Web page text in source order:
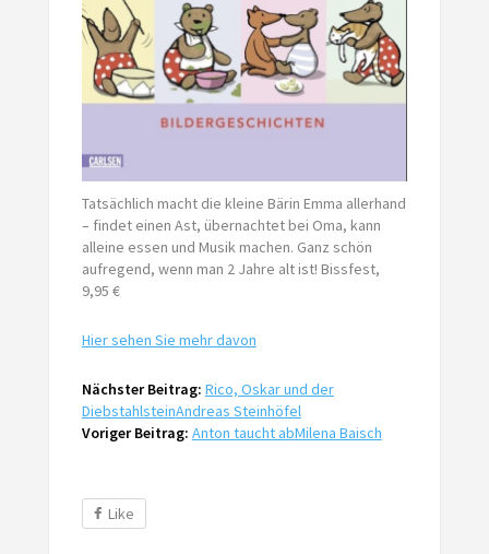
Tatsächlich macht die kleine Bärin Emma allerhand
– findet einen Ast, übernachtet bei Oma, kann
alleine essen und Musik machen. Ganz schön
aufregend, wenn man 2 Jahre alt ist! Bissfest,
9,95 €
Hier sehen Sie mehr davon
Nächster Beitrag: Rico, Oskar und der
DiebstahlsteinAndreas Steinhöfel
Voriger Beitrag: Anton taucht abMilena Baisch
Like